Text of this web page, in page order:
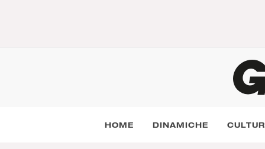
HOME DINAMICHE